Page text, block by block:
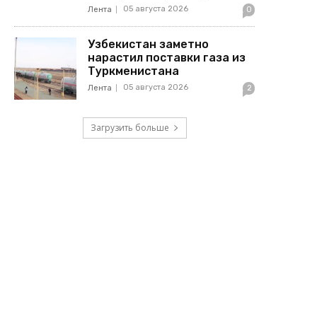
Лента 05 августа 2026 0
Узбекистан заметно
нарастил поставки газа из
Туркменистана
Лента 05 августа 2026 2
Загрузить больше